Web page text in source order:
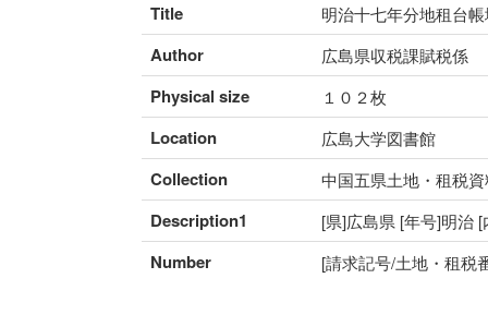
Title 明治十七年分地租台
Author 広島県収税課賦税係
Physical size １０２枚
Location 広島大学図書館
Collection 中国五県土地・租税
Description1 [県]広島県 [年号]明治
Number [請求記号/土地・租税